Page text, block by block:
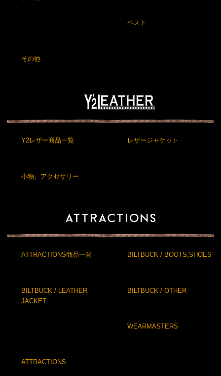
ベスト
その他
Y2レザー商品一覧 レザージャケット
小物、アクセサリー
ATTRACTIONS商品一覧 BILTBUCK / BOOTS,SHOES
BILTBUCK / LEATHER
JACKET
BILTBUCK / OTHER
WEARMASTERS
ATTRACTIONS